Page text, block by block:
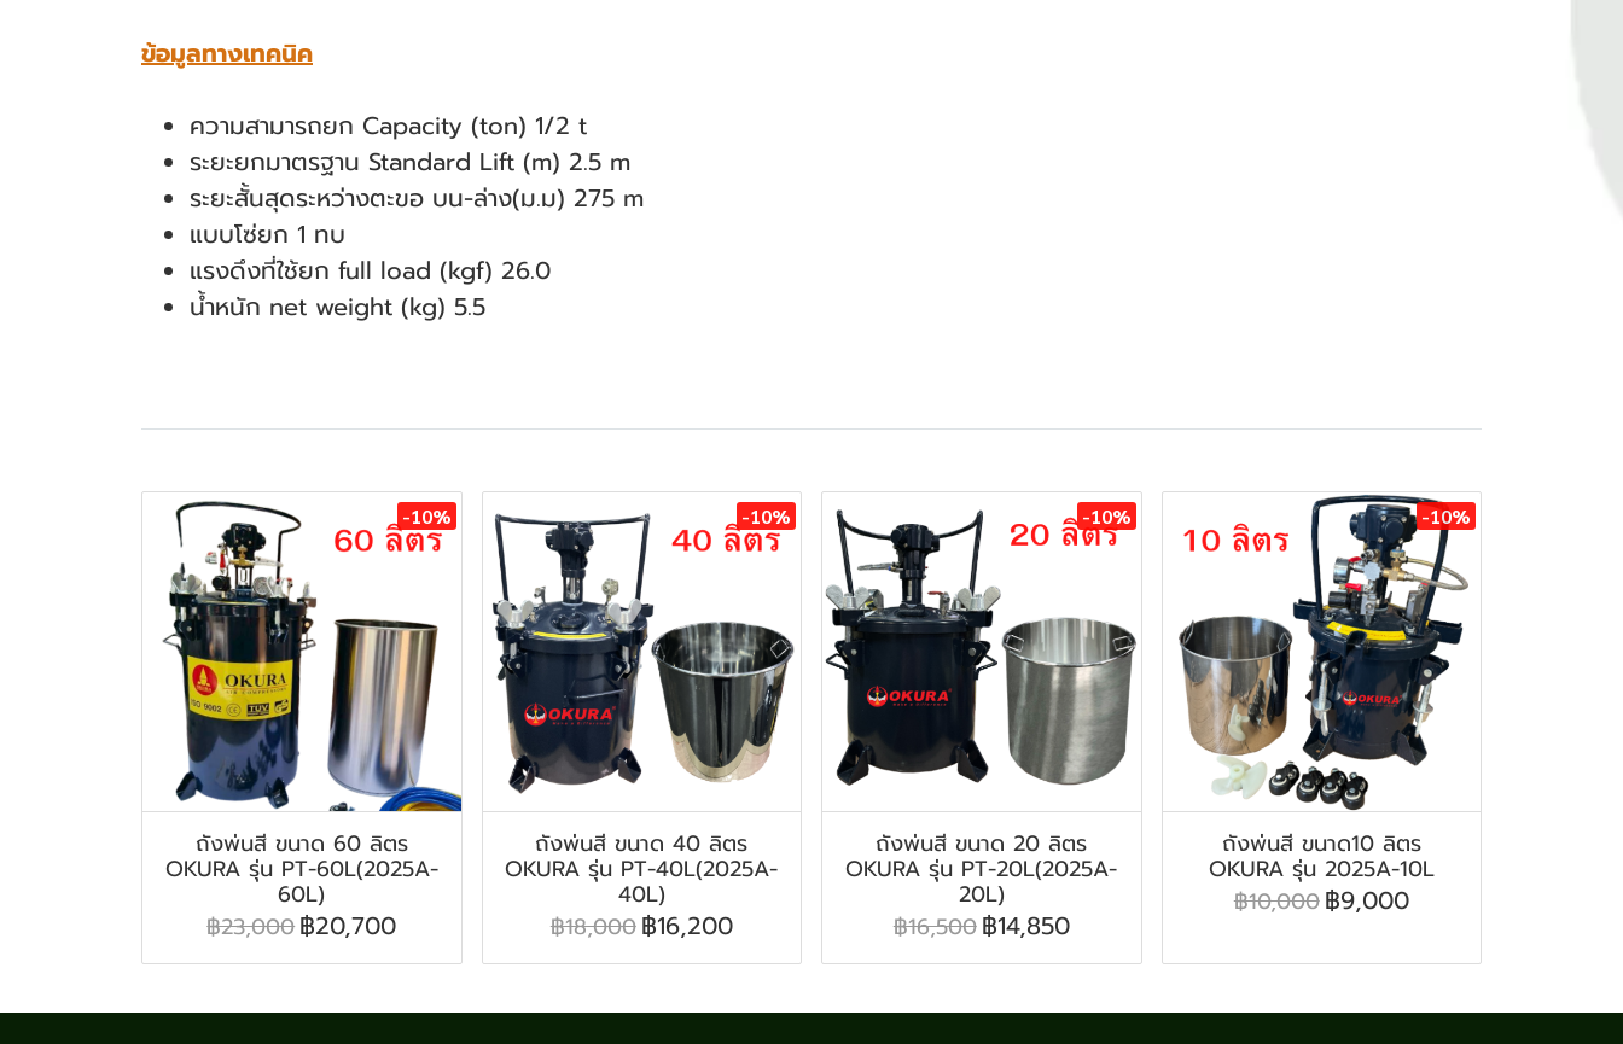
ข้อมูลทางเทคนิค
ความสามารถยก Capacity (ton) 1/2 t
ระยะยกมาตรฐาน Standard Lift (m) 2.5 m
ระยะสั้นสุดระหว่างตะขอ บน-ล่าง(ม.ม) 275 m
แบบโซ่ยก 1 ทบ
แรงดึงที่ใช้ยก full load (kgf) 26.0
น้ำหนัก net weight (kg) 5.5
-10%
ถังพ่นสี ขนาด 60 ลิตร
OKURA รุ่น PT-60L(2025A-
60L)
฿23,000฿20,700
-10%
ถังพ่นสี ขนาด 40 ลิตร
OKURA รุ่น PT-40L(2025A-
40L)
฿18,000฿16,200
-10%
ถังพ่นสี ขนาด 20 ลิตร
OKURA รุ่น PT-20L(2025A-
20L)
฿16,500฿14,850
-10%
ถังพ่นสี ขนาด10 ลิตร
OKURA รุ่น 2025A-10L
฿10,000฿9,000